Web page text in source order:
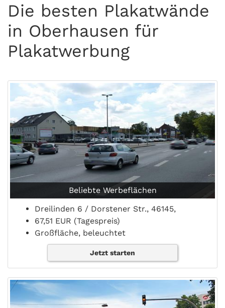
Die besten Plakatwände
in Oberhausen für
Plakatwerbung
Beliebte Werbeflächen
Dreilinden 6 / Dorstener Str., 46145,
67,51 EUR (Tagespreis)
Großfläche, beleuchtet
Jetzt starten